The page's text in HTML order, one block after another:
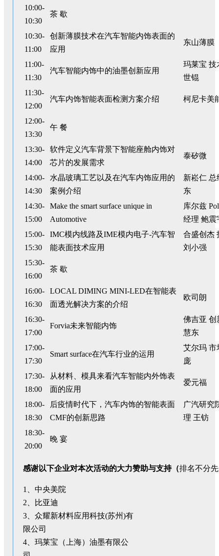
10:00-
10:30
茶 歇
10:30-
11:00
创新薄膜技术在汽车智能内饰表面的
应用
东山薄膜
11:00-
11:30
汽车智能内饰中的油墨创新应用
玛莱宝 技
世锟
11:30-
12:00
汽车内饰智能表面检测方案介绍 柯尼卡美
12:00-
13:30
午 餐
13:30-
14:00
软件定义汽车背景下智能座舱内饰对
芯片的发展需求
泰矽微
14:00-
14:30
水晶玻璃工艺以及在汽车内饰应用的
案例介绍
新崧仁 总
东
14:30-
15:00
Make the smart surface unique in
Automotive
库尔兹
经理 鲍震
15:00-
15:30
IMC模内线路及IME模内电子-汽车智
能表面技术应用
合盛创杰
刘小强
15:30-
16:00
茶 歇
16:00-
16:30
LOCAL DIMING MINI-LED在智能表
面透光解决方案的介绍
欧司朗
16:30-
17:00
Forvia未来智能内饰
佛吉亚 创
慧东
17:00-
17:30
Smart surface在汽车行业的运用
艾尔玛 市
庞
17:30-
18:00
从材料、模具来看汽车智能内外饰表
面的应用
爱元福
18:00-
18:30
后疫情时代下，汽车内饰的智能表面
CMF的创新思路
广汽研究
理 王钫
18:30-
20:00
晚 宴
感谢以下企业对本次活动的大力赞助与支持（排名不分
1、中央美院
2、比亚迪
3、众耀新材料应用科技(苏州)有
限公司
4、玛莱宝（上海）油墨有限公